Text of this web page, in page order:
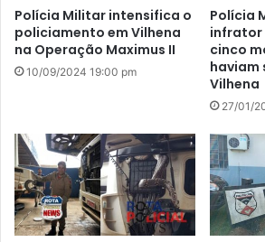
Polícia Militar intensifica o
policiamento em Vilhena
na Operação Maximus II
10/09/2024 19:00 pm
Polícia
infrator
cinco
haviam
Vilhena
27/01/